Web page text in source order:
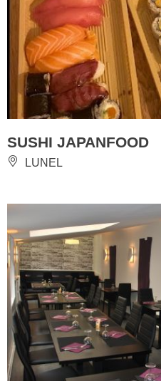
SUSHI JAPANFOOD
LUNEL